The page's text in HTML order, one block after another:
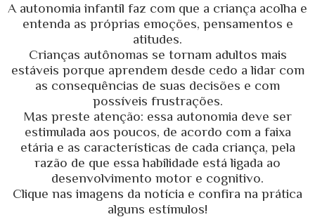
A autonomia infantil faz com que a criança acolha e
entenda as próprias emoções, pensamentos e
atitudes.
Crianças autônomas se tornam adultos mais
estáveis porque aprendem desde cedo a lidar com
as consequências de suas decisões e com
possíveis frustrações.
Mas preste atenção: essa autonomia deve ser
estimulada aos poucos, de acordo com a faixa
etária e as características de cada criança, pela
razão de que essa habilidade está ligada ao
desenvolvimento motor e cognitivo.
Clique nas imagens da notícia e confira na prática
alguns estímulos!